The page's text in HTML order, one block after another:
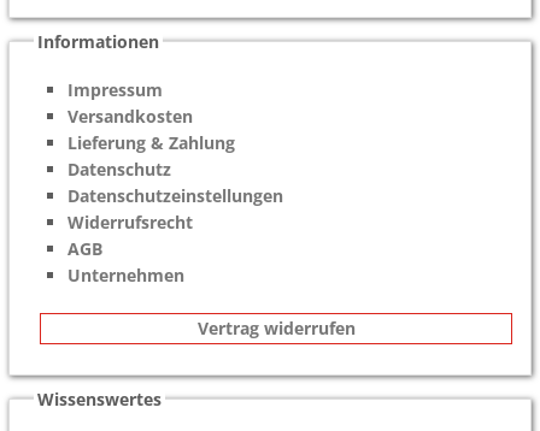
Informationen
Impressum
Versandkosten
Lieferung & Zahlung
Datenschutz
Datenschutzeinstellungen
Widerrufsrecht
AGB
Unternehmen
Vertrag widerrufen
Wissenswertes